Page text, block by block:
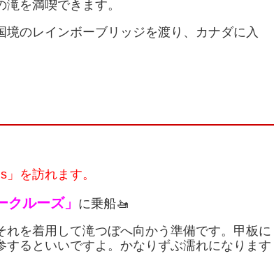
を満喫できます。
のレインボーブリッジを渡り、カナダに入
を訪れます。
クルーズ」 に乗船🚤
を着用して滝つぼへ向かう準備です。甲板に
るといいですよ。かなりずぶ濡れになります